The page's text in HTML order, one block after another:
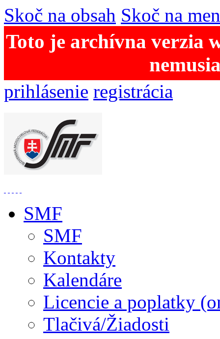
Skoč na obsah Skoč na
Toto je archívna verzia
prihlásenie registrácia
SMF
SMF
Kontakty
Kalendáre
Licencie a poplatky
Tlačivá/Žiadosti